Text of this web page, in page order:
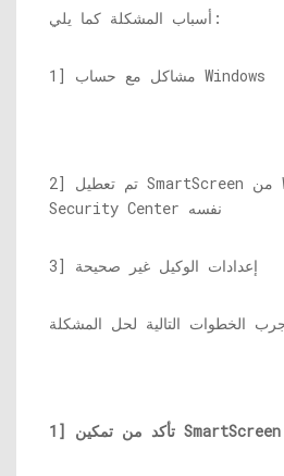
أسباب المشكلة كما يلي:
1] مشاكل مع حساب Windows
2] تم تعطيل SmartScreen من Windows Defender
Security Center نفسه
3] إعدادات الوكيل غير صحيحة
1] تأكد من تمكين SmartScreen